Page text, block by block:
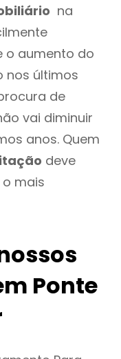
na
o aumento do
nos últimos
de
vai diminuir
anos. Quem
deve
mais
Ponte